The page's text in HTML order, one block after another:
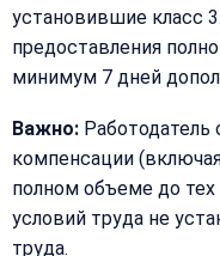
установившие класс
предоставления
минимум 7 дней
Важно: Работодатель
компенсации
полном объеме до тех
условий труда не
труда.